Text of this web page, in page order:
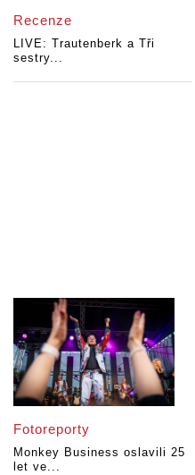
Recenze
LIVE: Trautenberk a Tři
sestry...
Fotoreporty
Monkey Business oslavili 25
let ve...